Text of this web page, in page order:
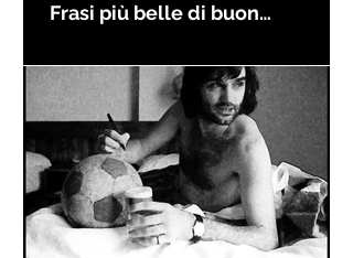
Frasi più belle di buon